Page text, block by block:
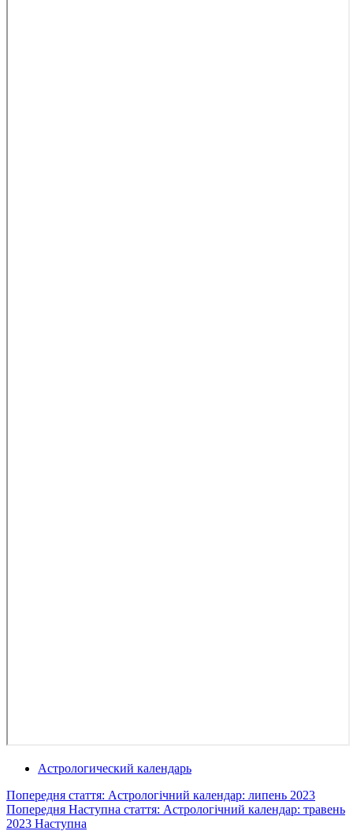
Астрологический календарь
Попередня стаття: Астрологічний календар: липень 2023
Попередня Наступна стаття: Астрологічний календар: травень
2023 Наступна